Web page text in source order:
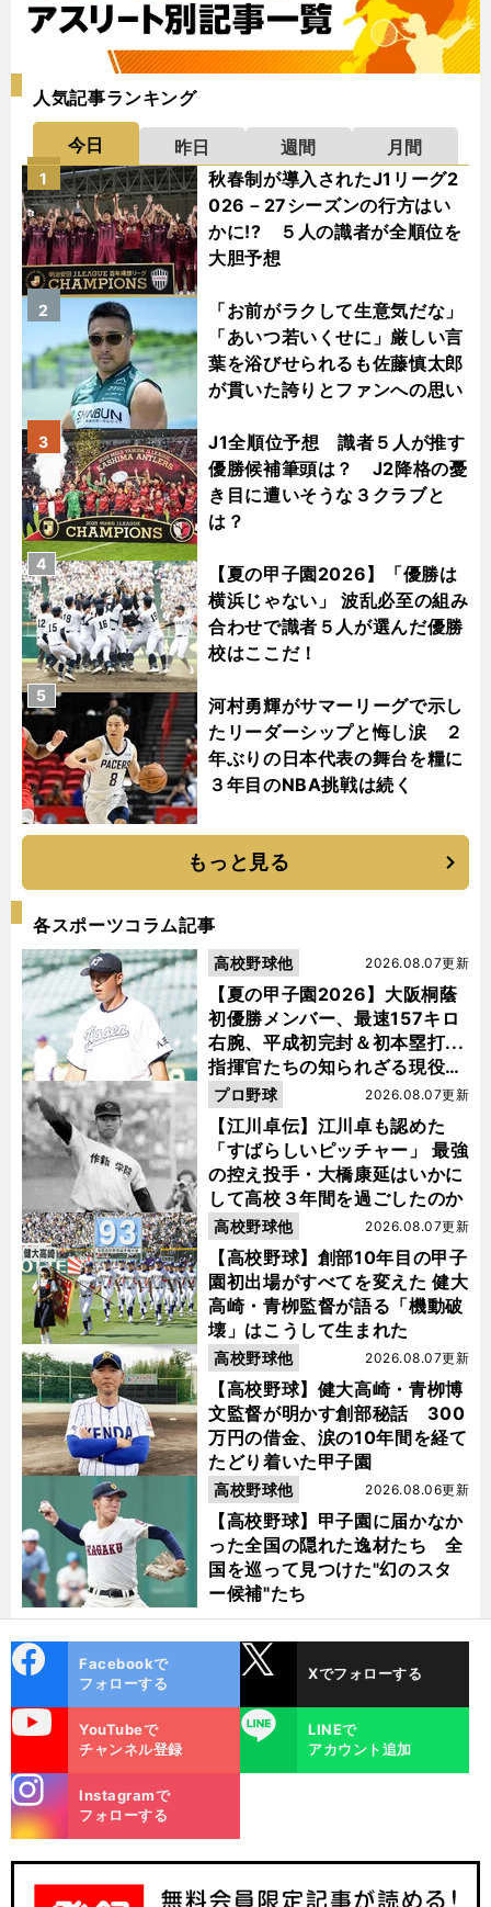
人気記事ランキング
今日 昨日 週間
月間
秋春制が導入されたJ1リーグ2
026－27シーズンの行方はい
かに!? ５人の識者が全順位を
大胆予想
1
「お前がラクして生意気だな」
「あいつ若いくせに」厳しい言
葉を浴びせられるも佐藤慎太郎
が貫いた誇りとファンへの思い
2
J1全順位予想 識者５人が推す
優勝候補筆頭は？ J2降格の憂
き目に遭いそうな３クラブと
は？
3
【夏の甲子園2026】「優勝は
横浜じゃない」 波乱必至の組み
合わせで識者５人が選んだ優勝
校はここだ！
4
河村勇輝がサマーリーグで示し
たリーダーシップと悔し涙 ２
年ぶりの日本代表の舞台を糧に
３年目のNBA挑戦は続く
5
もっと見る
各スポーツコラム記事
【夏の甲子園2026】大阪桐蔭
初優勝メンバー、最速157キロ
右腕、平成初完封＆初本塁打...
指揮官たちの知られざる現役時
代
2026.08.07更新
高校野球他
【江川卓伝】江川卓も認めた
「すばらしいピッチャー」 最強
の控え投手・大橋康延はいかに
して高校３年間を過ごしたのか
2026.08.07更新
プロ野球
【高校野球】創部10年目の甲子
園初出場がすべてを変えた 健大
高崎・青栁監督が語る「機動破
壊」はこうして生まれた
2026.08.07更新
高校野球他
【高校野球】健大高崎・青栁博
文監督が明かす創部秘話 300
万円の借金、涙の10年間を経て
たどり着いた甲子園
2026.08.07更新
高校野球他
【高校野球】甲子園に届かなか
った全国の隠れた逸材たち 全
国を巡って見つけた"幻のスタ
ー候補"たち
2026.08.06更新
高校野球他
ok
Facebookで
フォローする
Xでフォローする
YouTubeで
チャンネル登録
LINE
LINEで
アカウント追加
m
Instagramで
フォローする